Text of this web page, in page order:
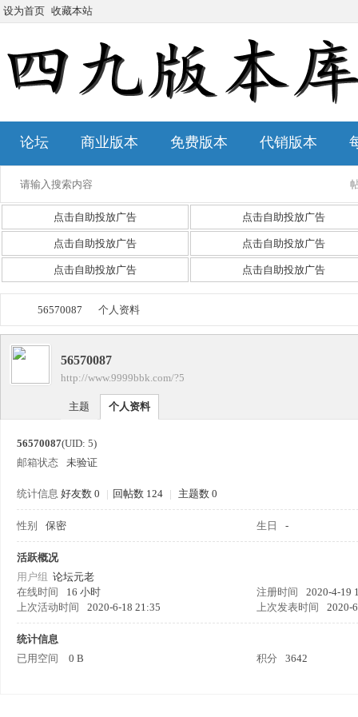
设为首页 收藏本站
论坛 商业版本 免费版本 代销版本
点击自助投放广告 点击自助投放广告
点击自助投放广告 点击自助投放广告
点击自助投放广告 点击自助投放广告
56570087
›
个人资料
56570087
http://www.9999bbk.com/?5
主题 个人资料
56570087(UID: 5)
邮箱状态
未验证
统计信息 好友数 0 | 回帖数 124 | 主题数 0
性别 保密 生日 -
活跃概况
用户组 论坛元老
在线时间
16 小时 注册时间
2020-4-19
上次活动时间
2020-6-18 21:35 上次发表时间 2020-
统计信息
已用空间
0 B 积分 3642